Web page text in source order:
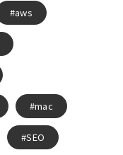
aws
mac
SEO